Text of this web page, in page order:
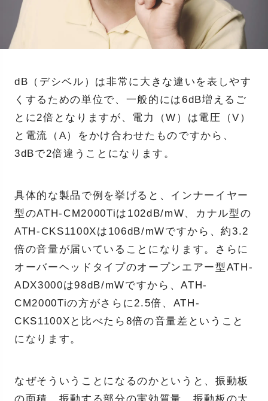
dB（デシベル）は非常に大きな違いを表しやす
くするための単位で、一般的には6dB増えるご
とに2倍となりますが、電力（W）は電圧（V）
と電流（A）をかけ合わせたものですから、
3dBで2倍違うことになります。
具体的な製品で例を挙げると、インナーイヤー
型のATH-CM2000Tiは102dB/mW、カナル型の
ATH-CKS1100Xは106dB/mWですから、約3.2
倍の音量が届いていることになります。さらに
オーバーヘッドタイプのオープンエアー型ATH-
ADX3000は98dB/mWですから、ATH-
CM2000Tiの方がさらに2.5倍、ATH-
CKS1100Xと比べたら8倍の音量差ということ
になります。
なぜそういうことになるのかというと、振動板